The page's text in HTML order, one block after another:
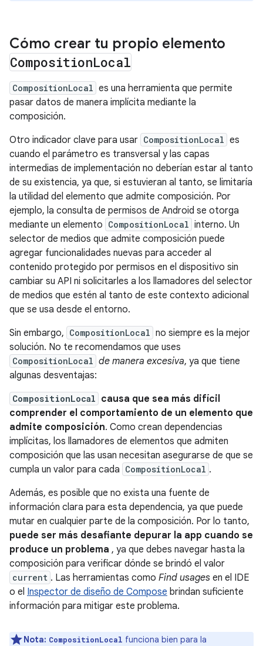
Cómo crear tu propio elemento
CompositionLocal
CompositionLocal es una herramienta que permite
pasar datos de manera implícita mediante la
composición.
Otro indicador clave para usar CompositionLocal es
cuando el parámetro es transversal y las capas
intermedias de implementación no deberían estar al tanto
de su existencia, ya que, si estuvieran al tanto, se limitaría
la utilidad del elemento que admite composición. Por
ejemplo, la consulta de permisos de Android se otorga
mediante un elemento CompositionLocal interno. Un
selector de medios que admite composición puede
agregar funcionalidades nuevas para acceder al
contenido protegido por permisos en el dispositivo sin
cambiar su API ni solicitarles a los llamadores del selector
de medios que estén al tanto de este contexto adicional
que se usa desde el entorno.
Sin embargo, CompositionLocal no siempre es la mejor
solución. No te recomendamos que uses
CompositionLocal de manera excesiva, ya que tiene
algunas desventajas:
CompositionLocal causa que sea más difícil
comprender el comportamiento de un elemento que
admite composición. Como crean dependencias
implícitas, los llamadores de elementos que admiten
composición que las usan necesitan asegurarse de que se
cumpla un valor para cada CompositionLocal .
Además, es posible que no exista una fuente de
información clara para esta dependencia, ya que puede
mutar en cualquier parte de la composición. Por lo tanto,
puede ser más desafiante depurar la app cuando se
produce un problema , ya que debes navegar hasta la
composición para verificar dónde se brindó el valor
current . Las herramientas como Find usages en el IDE
o el Inspector de diseño de Compose brindan suficiente
información para mitigar este problema.
Nota: CompositionLocal funciona bien para la